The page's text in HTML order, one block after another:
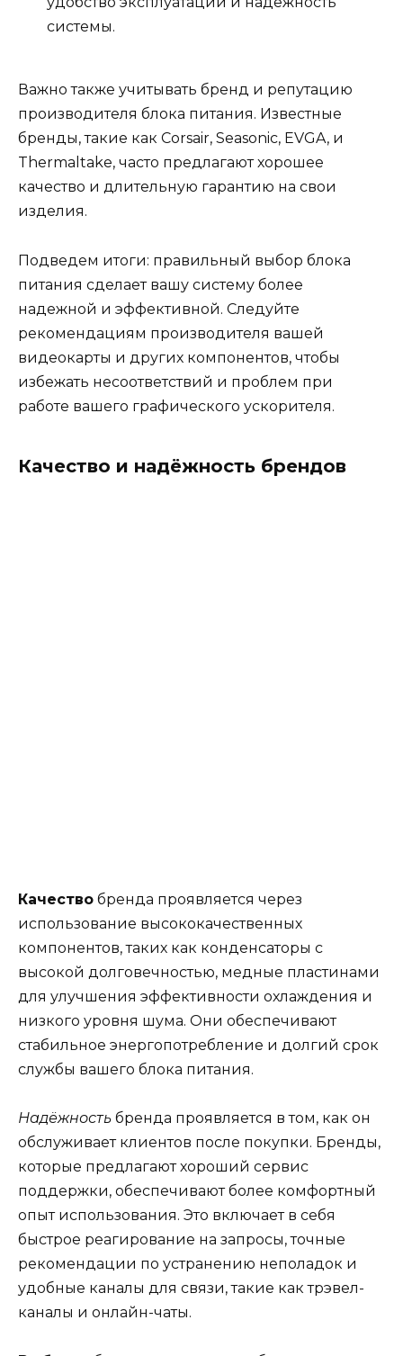
системы.
Важно также учитывать бренд и репутацию
производителя блока питания. Известные
бренды, такие как Corsair, Seasonic, EVGA, и
Thermaltake, часто предлагают хорошее
качество и длительную гарантию на свои
изделия.
Подведем итоги: правильный выбор блока
питания сделает вашу систему более
надежной и эффективной. Следуйте
рекомендациям производителя вашей
видеокарты и других компонентов, чтобы
избежать несоответствий и проблем при
работе вашего графического ускорителя.
Качество и надёжность брендов
Качество бренда проявляется через
использование высококачественных
компонентов, таких как конденсаторы с
высокой долговечностью, медные пластинами
для улучшения эффективности охлаждения и
низкого уровня шума. Они обеспечивают
стабильное энергопотребление и долгий срок
службы вашего блока питания.
Надёжность бренда проявляется в том, как он
обслуживает клиентов после покупки. Бренды,
которые предлагают хороший сервис
поддержки, обеспечивают более комфортный
опыт использования. Это включает в себя
быстрое реагирование на запросы, точные
рекомендации по устранению неполадок и
удобные каналы для связи, такие как трэвел-
каналы и онлайн-чаты.